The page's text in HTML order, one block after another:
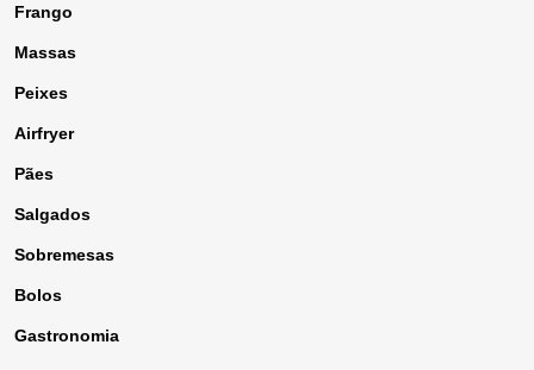
Frango
Massas
Peixes
Airfryer
Pães
Salgados
Sobremesas
Bolos
Gastronomia